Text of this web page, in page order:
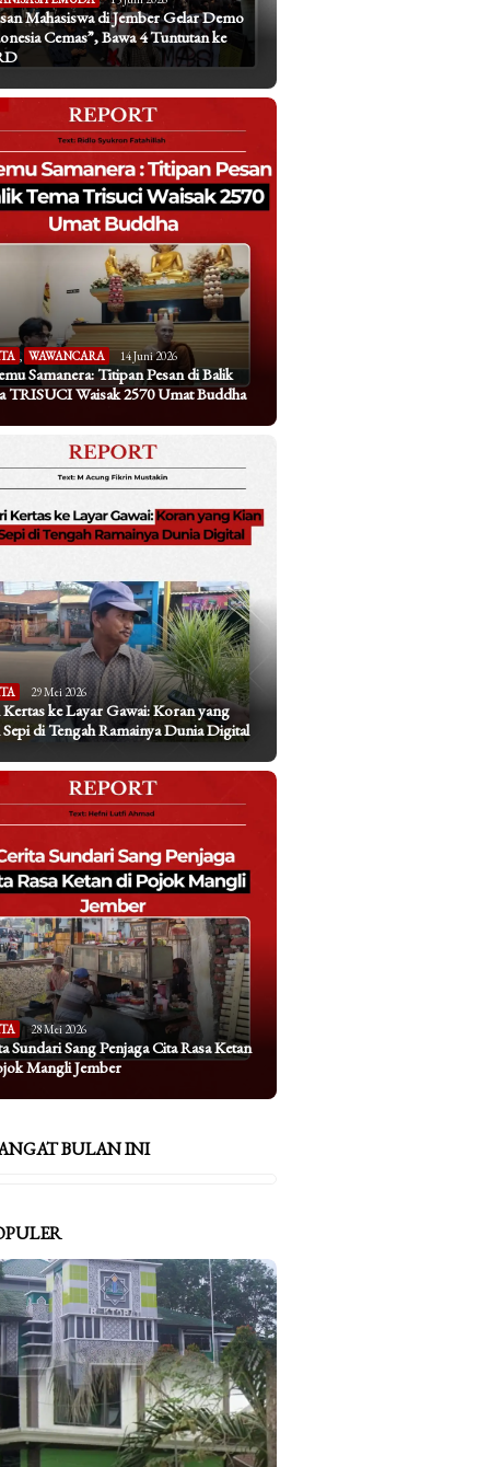
Mahasiswa di Jember Gelar Demo
Cemas”, Bawa 4 Tuntutan ke
WAWANCARA 14 Juni 2026
Samanera: Titipan Pesan di Balik
TRISUCI Waisak 2570 Umat Buddha
29 Mei 2026
ke Layar Gawai: Koran yang
di Tengah Ramainya Dunia Digital
28 Mei 2026
Sundari Sang Penjaga Cita Rasa Ketan
Mangli Jember
BULAN INI